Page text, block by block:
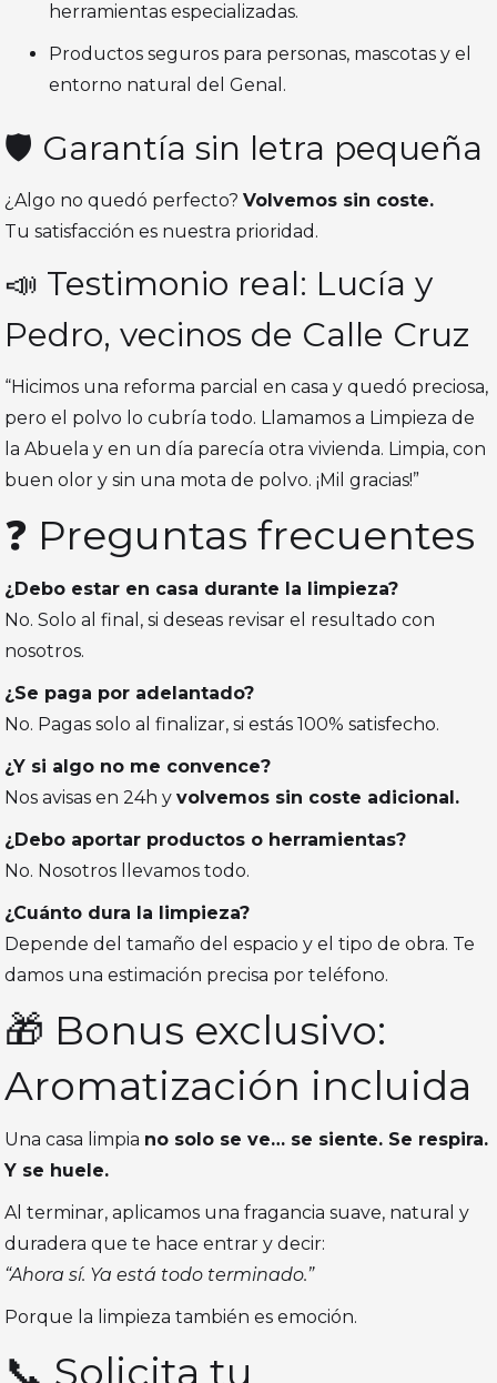
herramientas especializadas.
Productos seguros para personas, mascotas y el
entorno natural del Genal.
🛡️ Garantía sin letra pequeña
¿Algo no quedó perfecto?Volvemos sin coste.
Tu satisfacción es nuestra prioridad.
📣 Testimonio real: Lucía y
Pedro, vecinos de Calle Cruz
“Hicimos una reforma parcial en casa y quedó preciosa,
pero el polvo lo cubría todo. Llamamos a Limpieza de
la Abuela y en un día parecía otra vivienda. Limpia, con
buen olor y sin una mota de polvo. ¡Mil gracias!”
❓ Preguntas frecuentes
¿Debo estar en casa durante la limpieza?
No. Solo al final, si deseas revisar el resultado con
nosotros.
¿Se paga por adelantado?
No. Pagas solo al finalizar, si estás 100% satisfecho.
¿Y si algo no me convence?
Nos avisas en 24h yvolvemos sin coste adicional.
¿Debo aportar productos o herramientas?
No. Nosotros llevamos todo.
¿Cuánto dura la limpieza?
Depende del tamaño del espacio y el tipo de obra. Te
damos una estimación precisa por teléfono.
🎁 Bonus exclusivo:
Aromatización incluida
Una casa limpia no solo se ve… se siente. Se respira.
Y se huele.
Al terminar, aplicamos una fragancia suave, natural y
duradera que te hace entrar y decir:
“Ahora sí. Ya está todo terminado.”
Porque la limpieza también es emoción.
📞 Solicita tu